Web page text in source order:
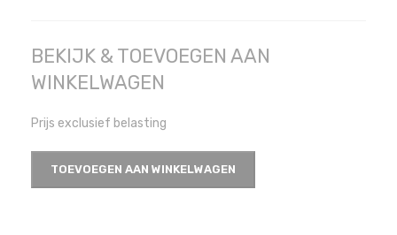
BEKIJK & TOEVOEGEN AAN
WINKELWAGEN
Prijs exclusief belasting
TOEVOEGEN AAN WINKELWAGEN